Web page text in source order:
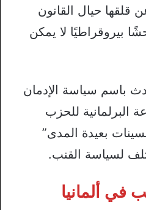
قلقها حيال القانون
بيروقراطيًا لا يمكن
باسم سياسة الإدمان
البرلمانية للحزب
بعيدة المدى”
لسياسة القنب.
في ألمانيا